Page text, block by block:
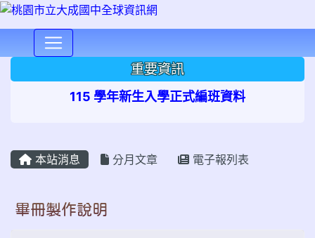
重要資訊
115 學年新生入學正式編班資料
本站消息 分月文章 電子報列表
畢冊製作說明